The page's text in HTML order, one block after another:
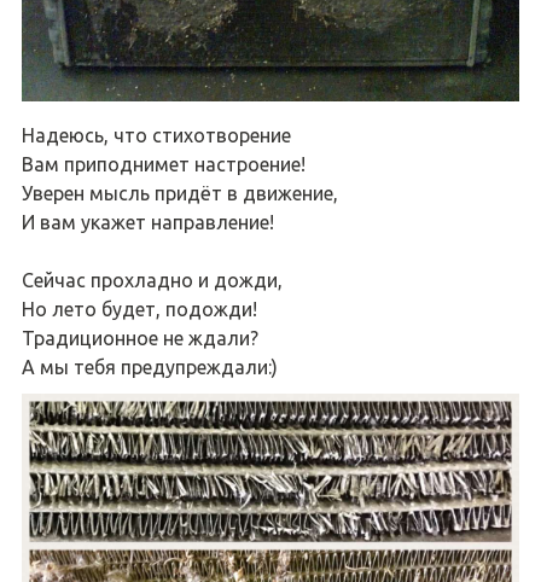
Надеюсь, что стихотворение
Вам приподнимет настроение!
Уверен мысль придёт в движение,
И вам укажет направление!
Сейчас прохладно и дожди,
Но лето будет, подожди!
Традиционное не ждали?
А мы тебя предупреждали:)